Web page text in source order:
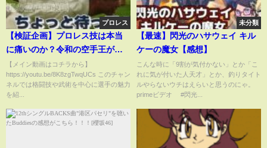
プロレス
【検証企画】プロレス技は本当
に痛いのか？令和の空手王が体
を張る！
【メイン動画はコチラから】
https://youtu.be/8K8zgTwqUCs このチャン
ネルでは格闘技や武術を中心に選手の魅力
を紹...
未分類
【最速】閃光のハサウェイ キル
ケーの魔女【感想】
こんな時に「9割が気付かない」とか「こ
れに気が付いた人天才」とか、釣りタイト
ルやらないウチはえらいと思うのにゃ。
primeビデオ #閃光...